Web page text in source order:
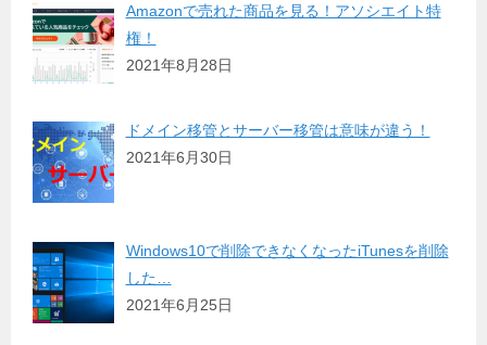
Amazonで売れた商品を見る！アソシエイト特
権！
2021年8月28日
ドメイン移管とサーバー移管は意味が違う！
2021年6月30日
Windows10で削除できなくなったiTunesを削除
した…
2021年6月25日